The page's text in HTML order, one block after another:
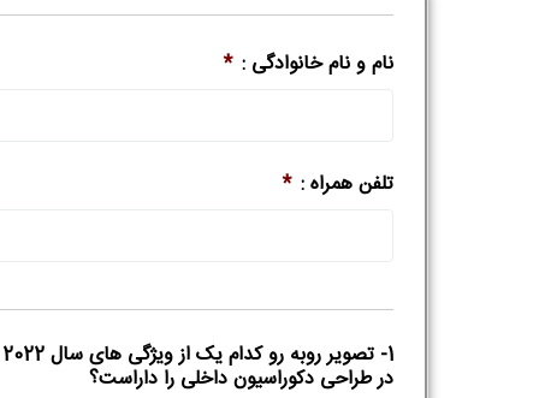
نام و نام خانوادگی : *
تلفن همراه : *
1- تصویر روبه رو کدام یک از ویژگی های سال 2022
در طراحی دکوراسیون داخلی را داراست؟